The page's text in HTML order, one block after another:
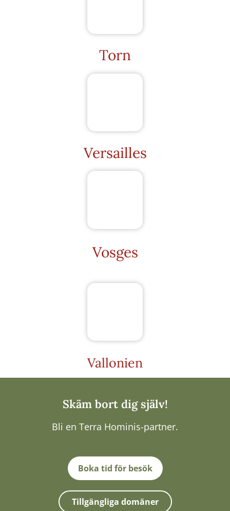
Torn
Versailles
Vosges
Vallonien
Skäm bort dig själv!
Bli en Terra Hominis-partner.
Boka tid för besök
Tillgängliga domäner